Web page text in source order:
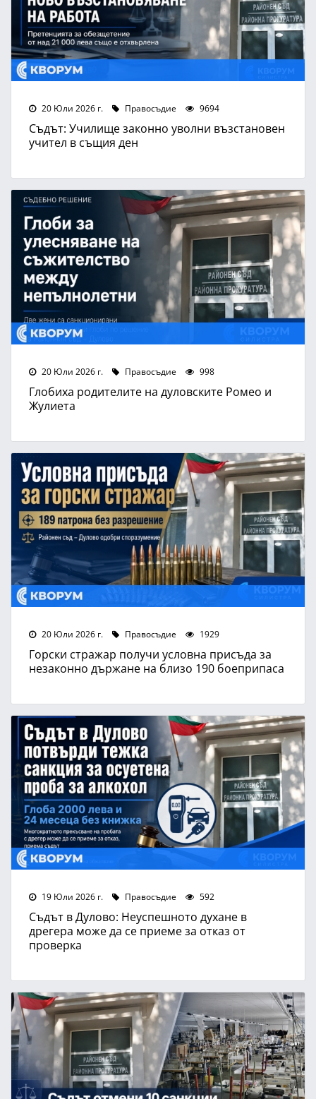
20 Юли 2026 г. Правосъдие 9694
Съдът: Училище законно уволни възстановен
учител в същия ден
20 Юли 2026 г. Правосъдие 998
Глобиха родителите на дуловските Ромео и
Жулиета
20 Юли 2026 г. Правосъдие 1929
Горски стражар получи условна присъда за
незаконно държане на близо 190 боеприпаса
19 Юли 2026 г. Правосъдие 592
Съдът в Дулово: Неуспешното духане в
дрегера може да се приеме за отказ от
проверка